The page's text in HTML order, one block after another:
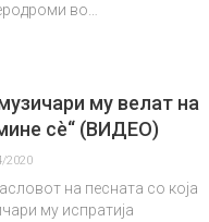
во…
му велат на
сè“ (ВИДЕО)
2020
на песната со која
му испратија